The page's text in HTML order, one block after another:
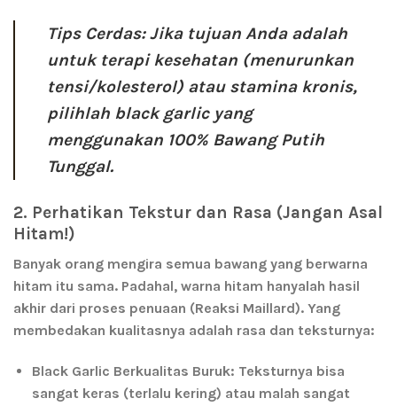
Tips Cerdas:Jika tujuan Anda adalah
untuk terapi kesehatan (menurunkan
tensi/kolesterol) atau stamina kronis,
pilihlah black garlicyang
menggunakan 100% Bawang Putih
Tunggal.
2. Perhatikan Tekstur dan Rasa (Jangan Asal
Hitam!)
Banyak orang mengira semua bawang yang berwarna
hitam itu sama. Padahal, warna hitam hanyalah hasil
akhir dari proses penuaan (Reaksi Maillard). Yang
membedakan kualitasnya adalah rasa dan teksturnya:
Black Garlic Berkualitas Buruk: Teksturnya bisa
sangat keras (terlalu kering) atau malah sangat